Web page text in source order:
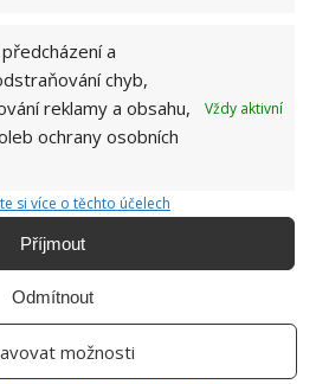
a
chyb,
reklamy a obsahu,
ochrany osobních
Vždy aktivní
si více o těchto účelech
Příjmout
Odmítnout
možnosti